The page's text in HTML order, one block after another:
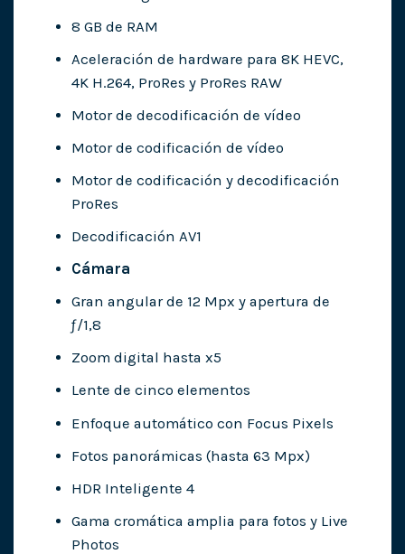
8 GB de RAM
Aceleración de hardware para 8K HEVC,
4K H.264, ProRes y ProRes RAW
Motor de decodificación de vídeo
Motor de codificación de vídeo
Motor de codificación y decodificación
ProRes
Decodificación AV1
Cámara
Gran angular de 12 Mpx y apertura de
ƒ/1,8
Zoom digital hasta x5
Lente de cinco elementos
Enfoque automático con Focus Pixels
Fotos panorámicas (hasta 63 Mpx)
HDR Inteligente 4
Gama cromática amplia para fotos y Live
Photos